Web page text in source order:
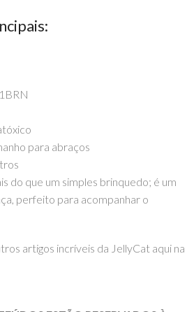
para abraços
do que um simples brinquedo; é um
perfeito para acompanhar o
artigos incríveis da JellyCat aqui na